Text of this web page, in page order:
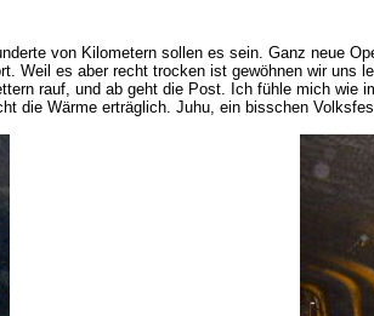
von Kilometern sollen es sein. Ganz neue
Weil es aber recht trocken ist gewöhnen wir
rauf, und ab geht die Post. Ich fühle mich
die Wärme erträglich. Juhu, ein bisschen